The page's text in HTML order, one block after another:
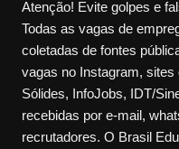
Atenção! Evite golpes e
Todas as vagas de
coletadas de fontes
vagas no Instagram,
Sólides, InfoJobs, IDT/
recebidas por e-mail,
recrutadores. O Brasil